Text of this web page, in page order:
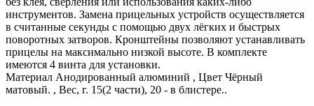
инструментов. Замена прицельных устройств осуществляется
в считанные секунды с помощью двух лёгких и быстрых
поворотных затворов. Кронштейны позволяют устанавливать
прицелы на максимально низкой высоте. В комплекте
имеются 4 винта для установки.
Материал Анодированный алюминий , Цвет Чёрный
матовый. , Вес, г. 15(2 части), 20 - в блистере..